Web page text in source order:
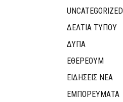
UNCATEGORIZED
ΔΕΛΤΙΑ ΤΥΠΟΥ
ΔΥΠΑ
ΕΘΈΡΕΟΥΜ
ΕΙΔΗΣΕΙΣ ΝΕΑ
ΕΜΠΟΡΕΥΜΑΤΑ